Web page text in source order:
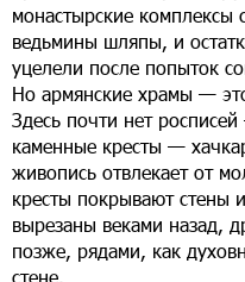
монастырские
ведьмины шляпы, и
уцелели после попыток
Но армянские храмы —
Здесь почти нет
каменные кресты —
живопись отвлекает от
кресты покрывают стены
вырезаны веками назад,
позже, рядами, как
стене.